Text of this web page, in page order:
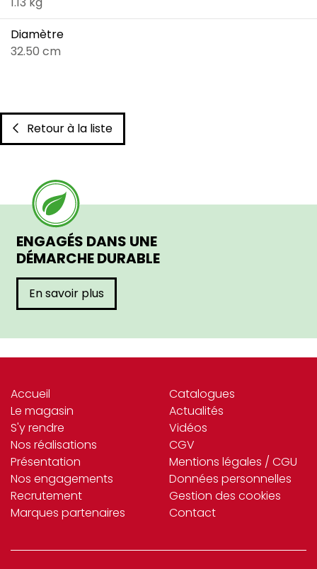
Diamètre
32.50 cm
Retour à la liste
ENGAGÉS DANS UNE
DÉMARCHE DURABLE
En savoir plus
Accueil
Le magasin
S'y rendre
Nos réalisations
Présentation
Nos engagements
Recrutement
Marques partenaires
Catalogues
Actualités
Vidéos
CGV
Mentions légales / CGU
Données personnelles
Gestion des cookies
Contact